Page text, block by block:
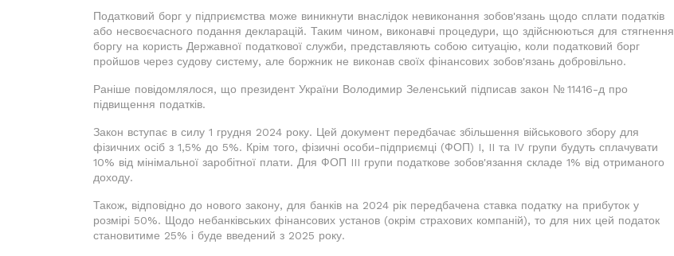
Податковий борг у підприємства може виникнути внаслідок невиконання зобов'язань щодо сплати податків
або несвоєчасного подання декларацій. Таким чином, виконавчі процедури, що здійснюються для стягнення
боргу на користь Державної податкової служби, представляють собою ситуацію, коли податковий борг
пройшов через судову систему, але боржник не виконав своїх фінансових зобов'язань добровільно.
Раніше повідомлялося, що президент України Володимир Зеленський підписав закон № 11416-д про
підвищення податків.
Закон вступає в силу 1 грудня 2024 року. Цей документ передбачає збільшення військового збору для
фізичних осіб з 1,5% до 5%. Крім того, фізичні особи-підприємці (ФОП) I, II та IV групи будуть сплачувати
10% від мінімальної заробітної плати. Для ФОП III групи податкове зобов'язання складе 1% від отриманого
доходу.
Також, відповідно до нового закону, для банків на 2024 рік передбачена ставка податку на прибуток у
розмірі 50%. Щодо небанківських фінансових установ (окрім страхових компаній), то для них цей податок
становитиме 25% і буде введений з 2025 року.